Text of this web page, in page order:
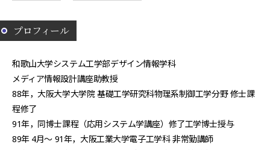
プロフィール
和歌山大学システム工学部デザイン情報学科
メディア情報設計講座助教授
88年，大阪大学大学院 基礎工学研究科物理系制御工学分野 修士課
程修了
91年，同博士課程（応用システム学講座）修了工学博士授与
89年 4月〜 91年，大阪工業大学電子工学科 非常勤講師